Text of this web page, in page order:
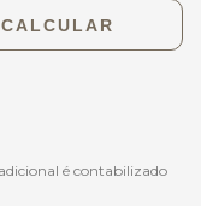
CALCULAR
é contabilizado